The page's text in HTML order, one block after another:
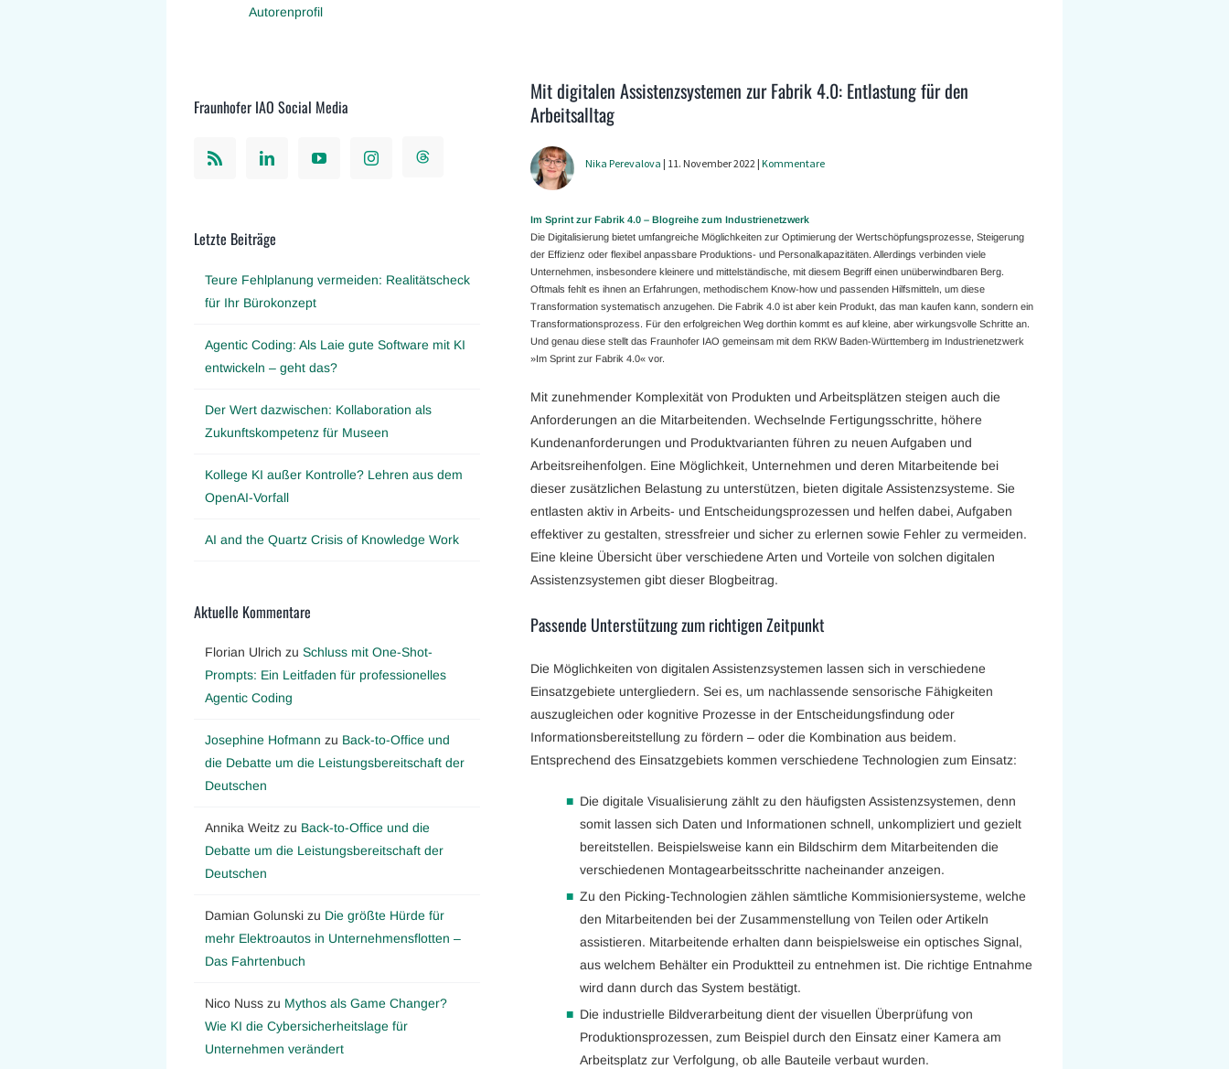
Autorenprofil
Mit digitalen Assistenzsystemen zur Fabrik 4.0: Entlastung für den
Arbeitsalltag
Nika Perevalova | 11. November 2022 | Kommentare
Im Sprint zur Fabrik 4.0 – Blogreihe zum Industrienetzwerk
Die Digitalisierung bietet umfangreiche Möglichkeiten zur Optimierung der Wertschöpfungsprozesse, Steigerung
der Effizienz oder flexibel anpassbare Produktions- und Personalkapazitäten. Allerdings verbinden viele
Unternehmen, insbesondere kleinere und mittelständische, mit diesem Begriff einen unüberwindbaren Berg.
Oftmals fehlt es ihnen an Erfahrungen, methodischem Know-how und passenden Hilfsmitteln, um diese
Transformation systematisch anzugehen. Die Fabrik 4.0 ist aber kein Produkt, das man kaufen kann, sondern ein
Transformationsprozess. Für den erfolgreichen Weg dorthin kommt es auf kleine, aber wirkungsvolle Schritte an.
Und genau diese stellt das Fraunhofer IAO gemeinsam mit dem RKW Baden-Württemberg im Industrienetzwerk
»Im Sprint zur Fabrik 4.0« vor.
Mit zunehmender Komplexität von Produkten und Arbeitsplätzen steigen auch die
Anforderungen an die Mitarbeitenden. Wechselnde Fertigungsschritte, höhere
Kundenanforderungen und Produktvarianten führen zu neuen Aufgaben und
Arbeitsreihenfolgen. Eine Möglichkeit, Unternehmen und deren Mitarbeitende bei
dieser zusätzlichen Belastung zu unterstützen, bieten digitale Assistenzsysteme. Sie
entlasten aktiv in Arbeits- und Entscheidungsprozessen und helfen dabei, Aufgaben
effektiver zu gestalten, stressfreier und sicher zu erlernen sowie Fehler zu vermeiden.
Eine kleine Übersicht über verschiedene Arten und Vorteile von solchen digitalen
Assistenzsystemen gibt dieser Blogbeitrag.
Passende Unterstützung zum richtigen Zeitpunkt
Die Möglichkeiten von digitalen Assistenzsystemen lassen sich in verschiedene
Einsatzgebiete untergliedern. Sei es, um nachlassende sensorische Fähigkeiten
auszugleichen oder kognitive Prozesse in der Entscheidungsfindung oder
Informationsbereitstellung zu fördern – oder die Kombination aus beidem.
Entsprechend des Einsatzgebiets kommen verschiedene Technologien zum Einsatz:
Die digitale Visualisierung zählt zu den häufigsten Assistenzsystemen, denn
somit lassen sich Daten und Informationen schnell, unkompliziert und gezielt
bereitstellen. Beispielsweise kann ein Bildschirm dem Mitarbeitenden die
verschiedenen Montagearbeitsschritte nacheinander anzeigen.
Zu den Picking-Technologien zählen sämtliche Kommisioniersysteme, welche
den Mitarbeitenden bei der Zusammenstellung von Teilen oder Artikeln
assistieren. Mitarbeitende erhalten dann beispielsweise ein optisches Signal,
aus welchem Behälter ein Produktteil zu entnehmen ist. Die richtige Entnahme
wird dann durch das System bestätigt.
Die industrielle Bildverarbeitung dient der visuellen Überprüfung von
Produktionsprozessen, zum Beispiel durch den Einsatz einer Kamera am
Arbeitsplatz zur Verfolgung, ob alle Bauteile verbaut wurden.
Fraunhofer IAO Social Media
Letzte Beiträge
Teure Fehlplanung vermeiden: Realitätscheck
für Ihr Bürokonzept
Agentic Coding: Als Laie gute Software mit KI
entwickeln – geht das?
Der Wert dazwischen: Kollaboration als
Zukunftskompetenz für Museen
Kollege KI außer Kontrolle? Lehren aus dem
OpenAI-Vorfall
AI and the Quartz Crisis of Knowledge Work
Aktuelle Kommentare
Florian Ulrich zu Schluss mit One-Shot-
Prompts: Ein Leitfaden für professionelles
Agentic Coding
Josephine Hofmann zu Back-to-Office und
die Debatte um die Leistungsbereitschaft der
Deutschen
Annika Weitz zu Back-to-Office und die
Debatte um die Leistungsbereitschaft der
Deutschen
Damian Golunski zu Die größte Hürde für
mehr Elektroautos in Unternehmensflotten –
Das Fahrtenbuch
Nico Nuss zu Mythos als Game Changer?
Wie KI die Cybersicherheitslage für
Unternehmen verändert